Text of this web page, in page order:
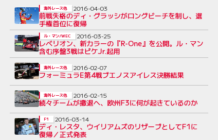
前戦失格のディ・グラッシがロングビーチを制し、選
手権首位に復帰
海外レース他 2016-04-03
レベリオン、新カラーの『R-One』を公開。ル・マン
含む序盤3戦はピケJr.起用
ル・マン/WEC 2016-03-25
フォーミュラE第4戦ブエノスアイレス決勝結果
海外レース他 2016-02-07
続々チームが撤退へ、欧州F3に何が起きているのか
海外レース他 2016-02-15
ディ・レスタ、ウイリアムズのリザーブとしてF1に
復帰／正式発表
F1 2016-03-14